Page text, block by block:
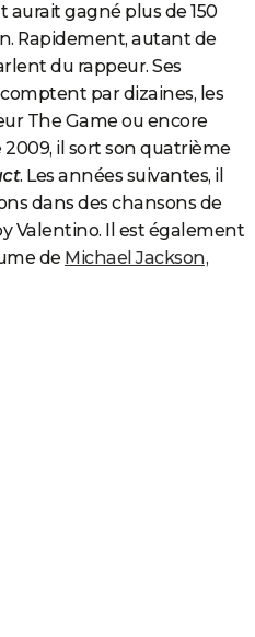
aurait gagné plus de 150
Rapidement, autant de
du rappeur. Ses
par dizaines, les
The Game ou encore
il sort son quatrième
. Les années suivantes, il
dans des chansons de
Valentino. Il est également
de Michael Jackson,